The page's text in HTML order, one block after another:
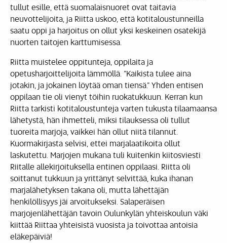
tullut esille, että suomalaisnuoret ovat taitavia
neuvottelijoita, ja Riitta uskoo, että kotitaloustunneilla
saatu oppi ja harjoitus on ollut yksi keskeinen osatekijä
nuorten taitojen karttumisessa.
Riitta muistelee oppitunteja, oppilaita ja
opetusharjoittelijoita lämmöllä. ”Kaikista tulee aina
jotakin, ja jokainen löytää oman tiensä.” Yhden entisen
oppilaan tie oli vienyt töihin ruokatukkuun. Kerran kun
Riitta tarkisti kotitaloustunteja varten tukusta tilaamaansa
lähetystä, hän ihmetteli, miksi tilauksessa oli tullut
tuoreita marjoja, vaikkei hän ollut niitä tilannut.
Kuormakirjasta selvisi, ettei marjalaatikoita ollut
laskutettu. Marjojen mukana tuli kuitenkin kiitosviesti
Riitalle allekirjoituksella entinen oppilaasi. Riitta oli
soittanut tukkuun ja yrittänyt selvittää, kuka ihanan
marjalähetyksen takana oli, mutta lähettäjän
henkilöllisyys jäi arvoitukseksi. Salaperäisen
marjojenlähettäjän tavoin Oulunkylän yhteiskoulun väki
kiittää Riittaa yhteisistä vuosista ja toivottaa antoisia
eläkepäiviä!